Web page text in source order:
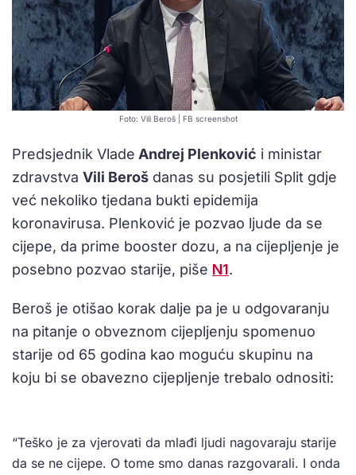
Foto: Vili Beroš | FB screenshot
Predsjednik Vlade Andrej Plenković i ministar
zdravstva Vili Beroš danas su posjetili Split gdje
već nekoliko tjedana bukti epidemija
koronavirusa. Plenković je pozvao ljude da se
cijepe, da prime booster dozu, a na cijepljenje je
posebno pozvao starije, piše N1.
Beroš je otišao korak dalje pa je u odgovaranju
na pitanje o obveznom cijepljenju spomenuo
starije od 65 godina kao moguću skupinu na
koju bi se obavezno cijepljenje trebalo odnositi:
“Teško je za vjerovati da mlađi ljudi nagovaraju starije
da se ne cijepe. O tome smo danas razgovarali. I onda